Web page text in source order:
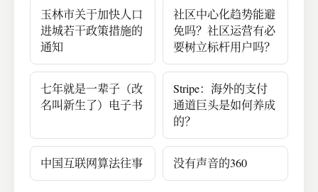
玉林市关于加快人口
进城若干政策措施的
通知
社区中心化趋势能避
免吗？社区运营有必
要树立标杆用户吗？
七年就是一辈子（改
名叫新生了）电子书
Stripe：海外的支付
通道巨头是如何养成
的？
中国互联网算法往事 没有声音的360